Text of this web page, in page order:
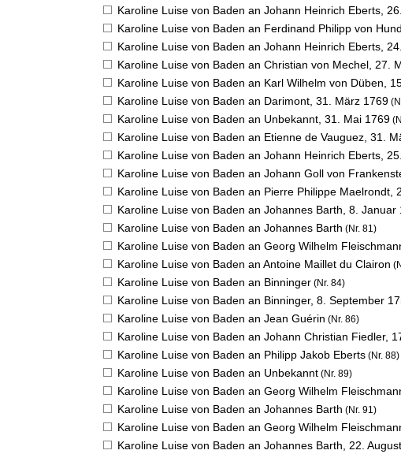
Karoline Luise von Baden an Johann Heinrich Eberts,
Karoline Luise von Baden an Ferdinand Philipp von
Karoline Luise von Baden an Johann Heinrich Eberts,
Karoline Luise von Baden an Christian von Mechel, 27.
Karoline Luise von Baden an Karl Wilhelm von Düben,
Karoline Luise von Baden an Darimont, 31. März 1769
Karoline Luise von Baden an Unbekannt, 31. Mai 1769
Karoline Luise von Baden an Etienne de Vauguez, 31.
Karoline Luise von Baden an Johann Heinrich Eberts,
Karoline Luise von Baden an Johann Goll von
Karoline Luise von Baden an Pierre Philippe Maelrondt,
Karoline Luise von Baden an Johannes Barth, 8. Januar
Karoline Luise von Baden an Johannes Barth (Nr. 81)
Karoline Luise von Baden an Georg Wilhelm
Karoline Luise von Baden an Antoine Maillet du Clairon
Karoline Luise von Baden an Binninger (Nr. 84)
Karoline Luise von Baden an Binninger, 8. September
Karoline Luise von Baden an Jean Guérin (Nr. 86)
Karoline Luise von Baden an Johann Christian Fiedler,
Karoline Luise von Baden an Philipp Jakob Eberts (Nr. 88)
Karoline Luise von Baden an Unbekannt (Nr. 89)
Karoline Luise von Baden an Georg Wilhelm
Karoline Luise von Baden an Johannes Barth (Nr. 91)
Karoline Luise von Baden an Georg Wilhelm
Karoline Luise von Baden an Johannes Barth, 22.